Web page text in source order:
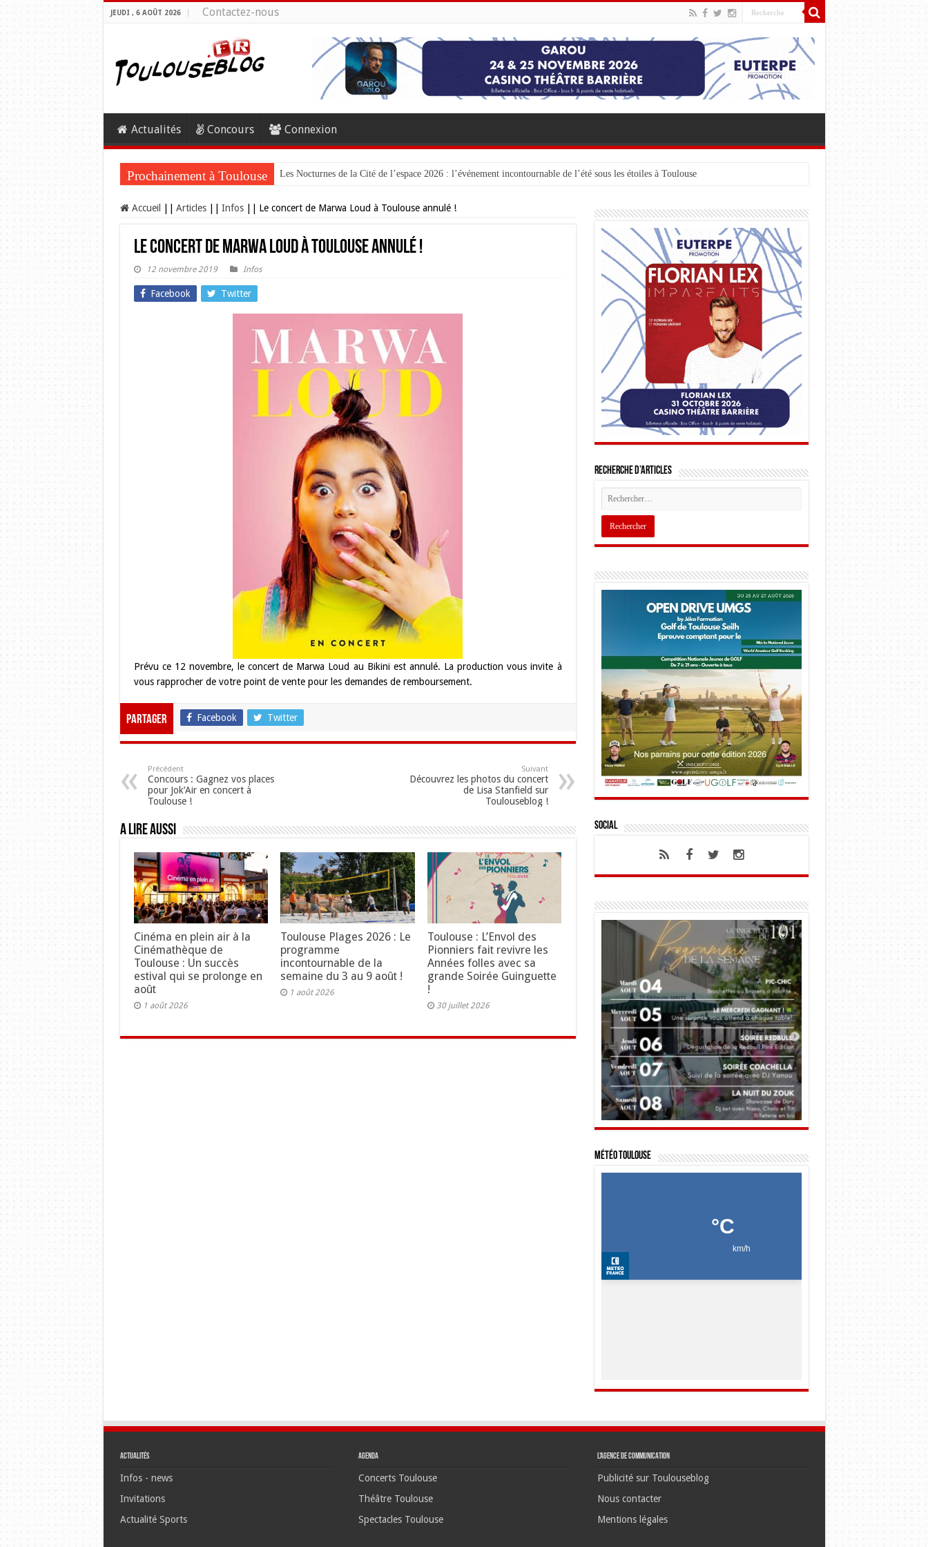
JEUDI , 6 AOÛT 2026 Contactez-nous
Actualités Concours Connexion
Prochainement à Toulouse Les Nocturnes de la Cité de l’espace 2026 : l’événement incontournable de l’été sous les étoiles à Toulouse
Accueil Articles Infos Le concert de Marwa Loud à Toulouse annulé !
Le concert de Marwa Loud à Toulouse annulé !
12 novembre 2019 Infos
Facebook Twitter
Prévu ce 12 novembre, le concert de Marwa Loud au Bikini est annulé. La production vous invite à
vous rapprocher de votre point de vente pour les demandes de remboursement.
Partager Facebook Twitter
Précédent
Concours : Gagnez vos places
pour Jok’Air en concert à
Toulouse !
Suivant
Découvrez les photos du concert
de Lisa Stanfield sur
Toulouseblog !
A lire aussi
Cinéma en plein air à la
Cinémathèque de
Toulouse : Un succès
estival qui se prolonge en
août
1 août 2026
Toulouse Plages 2026 : Le
programme
incontournable de la
semaine du 3 au 9 août !
1 août 2026
Toulouse : L’Envol des
Pionniers fait revivre les
Années folles avec sa
grande Soirée Guinguette
!
30 juillet 2026
Recherche d’articles
Social
Météo Toulouse
Actualités
Infos - news
Invitations
Actualité Sports
Agenda
Concerts Toulouse
Théâtre Toulouse
Spectacles Toulouse
L’agence de communication
Publicité sur Toulouseblog
Nous contacter
Mentions légales